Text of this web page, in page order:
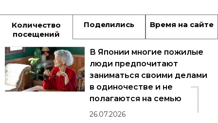
Количество
посещений
Поделились Время на сайте
1
В Японии многие пожилые
люди предпочитают
заниматься своими делами
в одиночестве и не
полагаются на семью
26.07.2026